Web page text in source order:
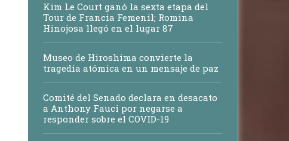
Kim Le Court ganó la sexta etapa del
Tour de Francia Femenil; Romina
Hinojosa llegó en el lugar 87
Museo de Hiroshima convierte la
tragedia atómica en un mensaje de paz
Comité del Senado declara en desacato
a Anthony Fauci por negarse a
responder sobre el COVID-19